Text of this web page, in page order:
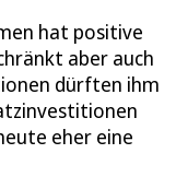
hat positive
aber auch
dürften ihm
eher eine